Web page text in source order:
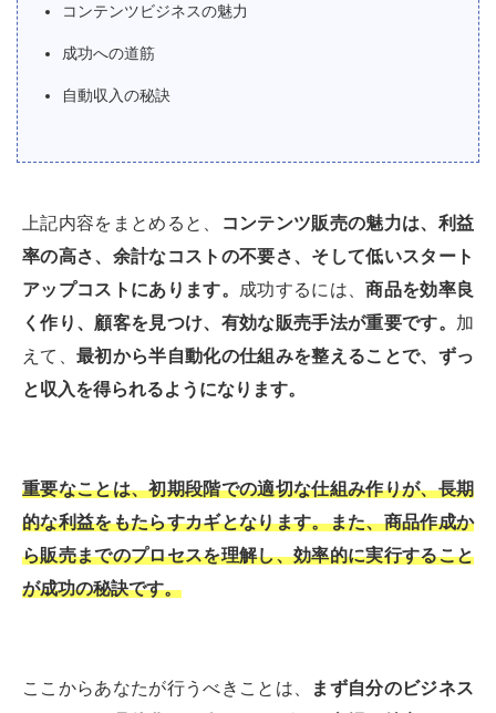
コンテンツビジネスの魅力
成功への道筋
自動収入の秘訣
上記内容をまとめると、
コンテンツ販売の魅力は、利益
率の高さ、余計なコストの不要さ、そして低いスタート
アップコストにあります。
成功するには、商品を効率良
く作り、顧客を見つけ、有効な販売手法が重要です。 加
えて、 最初から半自動化の仕組みを整えることで、ずっ
と収入を得られるようになります。
重要なことは、初期段階での適切な仕組み作りが、長期
的な利益をもたらすカギとなります。また、商品作成か
ら販売までのプロセスを理解し、効率的に実行すること
が成功の秘訣です。
ここからあなたが行うべきことは、
まず自分のビジネス